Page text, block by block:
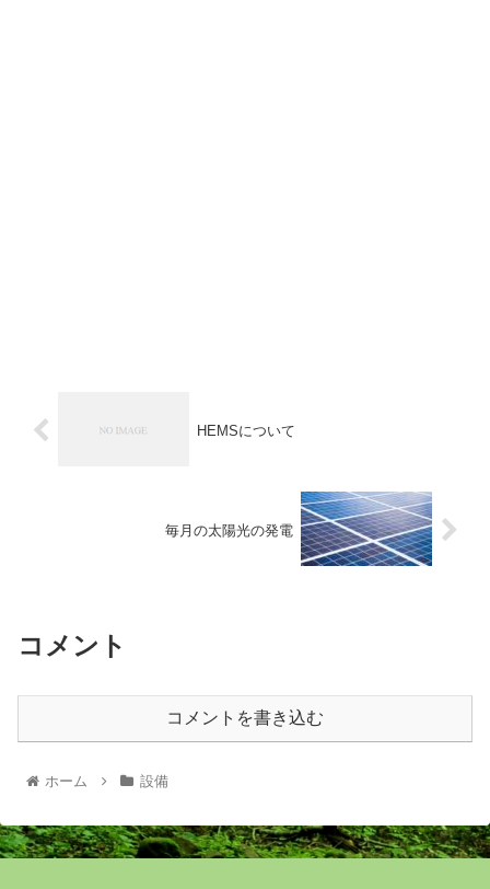
HEMSについて
毎月の太陽光の発電
コメント
コメントを書き込む
ホーム 設備